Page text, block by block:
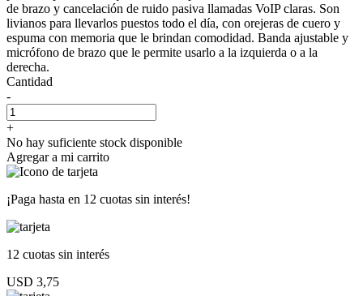
de brazo y cancelación de ruido pasiva llamadas VoIP claras. Son
livianos para llevarlos puestos todo el día, con orejeras de cuero y
espuma con memoria que le brindan comodidad. Banda ajustable y
micrófono de brazo que le permite usarlo a la izquierda o a la
derecha.
Cantidad
-
+
No hay suficiente stock disponible
Agregar a mi carrito
¡Paga hasta en 12 cuotas sin interés!
12 cuotas sin interés
USD 3,75